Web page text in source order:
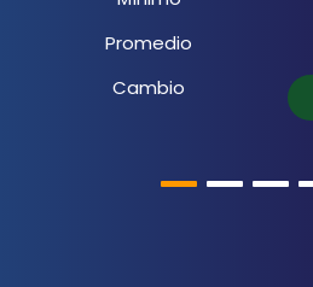
Promedio
Cambio